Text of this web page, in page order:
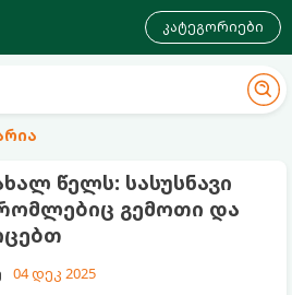
კატეგორიები
წელს: სასუსნავი
გემოთი და
04 დეკ 2025